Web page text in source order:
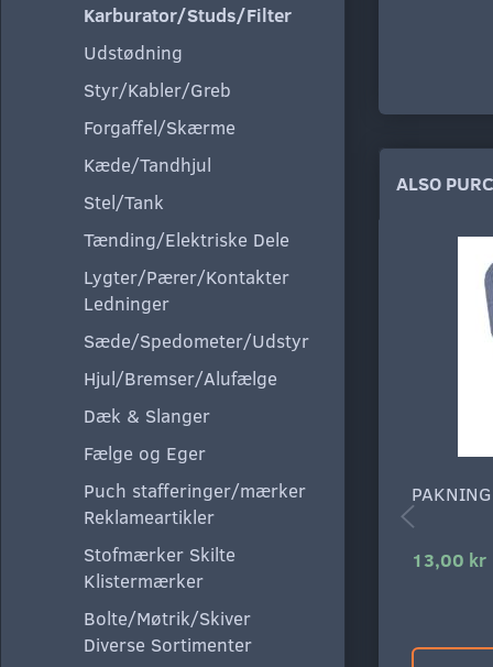
Karburator/Studs/Filter
Udstødning
Styr/Kabler/Greb
Forgaffel/Skærme
Kæde/Tandhjul
Stel/Tank
Tænding/Elektriske Dele
Lygter/Pærer/Kontakter
Ledninger
Sæde/Spedometer/Udstyr
Hjul/Bremser/Alufælge
Dæk & Slanger
Fælge og Eger
Puch stafferinger/mærker
Reklameartikler
Stofmærker Skilte
Klistermærker
Bolte/Møtrik/Skiver
Diverse Sortimenter
ALSO
13,00 kr